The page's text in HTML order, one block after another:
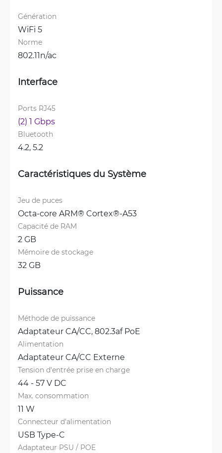
Génération
WiFi 5
Norme
802.11n/ac
Interface
Ports RJ45
(2) 1 Gbps
Bluetooth
4.2, 5.2
Caractéristiques du Système
Jeu de puces
Octa-core ARM® Cortex®-A53
Capacité de RAM
2 GB
Mémoire de stockage
32 GB
Puissance
Méthode de puissance
Adaptateur CA/CC, 802.3af PoE
Alimentation
Adaptateur CA/CC Externe
Tension d'entrée prise en charge
44 - 57 V DC
Max. consommation
11 W
Connecteur d'alimentation
USB Type-C
Adaptateur PSU / POE